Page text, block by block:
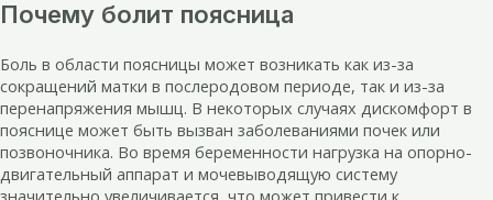
Почему болит поясница
Боль в области поясницы может возникать как из-за
сокращений матки в послеродовом периоде, так и из-за
перенапряжения мышц. В некоторых случаях дискомфорт в
пояснице может быть вызван заболеваниями почек или
позвоночника. Во время беременности нагрузка на опорно-
двигательный аппарат и мочевыводящую систему